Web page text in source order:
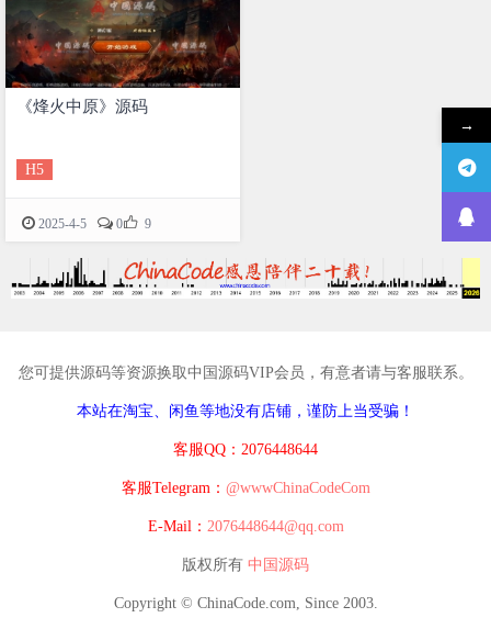
《烽火中原》源码
H5
2025-4-5 0 9
您可提供源码等资源换取中国源码VIP会员，有意者请与客服联系。
本站在淘宝、闲鱼等地没有店铺，谨防上当受骗！
客服QQ：2076448644
客服Telegram： @wwwChinaCodeCom
E-Mail： 2076448644@qq.com
版权所有 中国源码
Copyright © ChinaCode.com, Since 2003.
→